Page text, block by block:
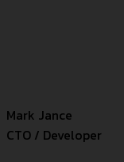
Mark Jance
CTO / Developer